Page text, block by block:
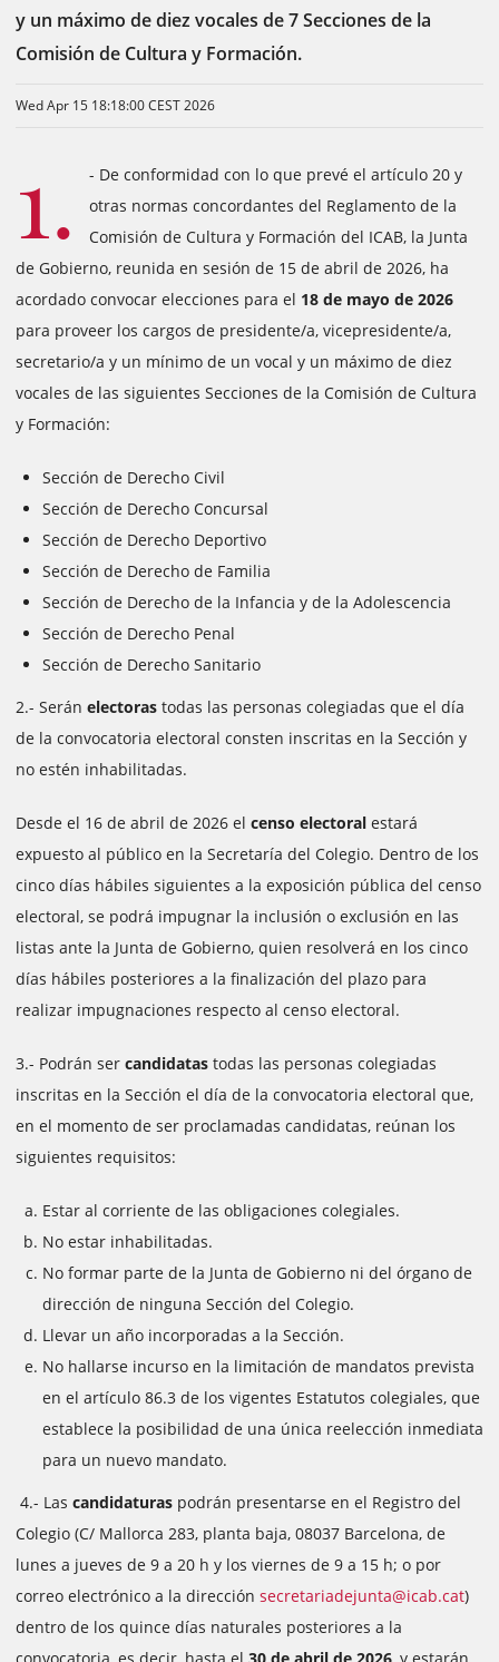
y un máximo de diez vocales de 7 Secciones de la
Comisión de Cultura y Formación.
Wed Apr 15 18:18:00 CEST 2026
1.
- De conformidad con lo que prevé el artículo 20 y
otras normas concordantes del Reglamento de la
Comisión de Cultura y Formación del ICAB, la Junta
de Gobierno, reunida en sesión de 15 de abril de 2026, ha
acordado convocar elecciones para el 18 de mayo de 2026
para proveer los cargos de presidente/a, vicepresidente/a,
secretario/a y un mínimo de un vocal y un máximo de diez
vocales de las siguientes Secciones de la Comisión de Cultura
y Formación:
Sección de Derecho Civil
Sección de Derecho Concursal
Sección de Derecho Deportivo
Sección de Derecho de Familia
Sección de Derecho de la Infancia y de la Adolescencia
Sección de Derecho Penal
Sección de Derecho Sanitario
2.- Serán electoras todas las personas colegiadas que el día
de la convocatoria electoral consten inscritas en la Sección y
no estén inhabilitadas.
Desde el 16 de abril de 2026 el censo electoral estará
expuesto al público en la Secretaría del Colegio. Dentro de los
cinco días hábiles siguientes a la exposición pública del censo
electoral, se podrá impugnar la inclusión o exclusión en las
listas ante la Junta de Gobierno, quien resolverá en los cinco
días hábiles posteriores a la finalización del plazo para
realizar impugnaciones respecto al censo electoral.
3.- Podrán ser candidatas todas las personas colegiadas
inscritas en la Sección el día de la convocatoria electoral que,
en el momento de ser proclamadas candidatas, reúnan los
siguientes requisitos:
Estar al corriente de las obligaciones colegiales.
No estar inhabilitadas.
No formar parte de la Junta de Gobierno ni del órgano de
dirección de ninguna Sección del Colegio.
Llevar un año incorporadas a la Sección.
No hallarse incurso en la limitación de mandatos prevista
en el artículo 86.3 de los vigentes Estatutos colegiales, que
establece la posibilidad de una única reelección inmediata
para un nuevo mandato.
4.- Las candidaturas podrán presentarse en el Registro del
Colegio (C/ Mallorca 283, planta baja, 08037 Barcelona, ​​de
lunes a jueves de 9 a 20 h y los viernes de 9 a 15 h; o por
correo electrónico a la dirección secretariadejunta@icab.cat)
dentro de los quince días naturales posteriores a la